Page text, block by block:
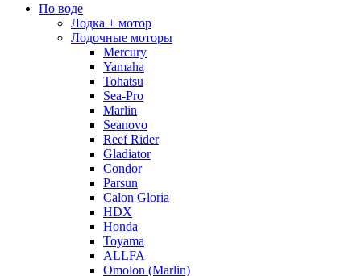
По воде
Лодка + мотор
Лодочные моторы
Mercury
Yamaha
Tohatsu
Sea-Pro
Marlin
Seanovo
Reef Rider
Gladiator
Condor
Parsun
Calon Gloria
HDX
Honda
Toyama
ALLFA
Omolon (Marlin)